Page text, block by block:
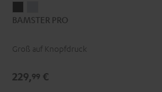
PROPRO
BAMSTER PRO
Groß auf Knopfdruck
229,99 €